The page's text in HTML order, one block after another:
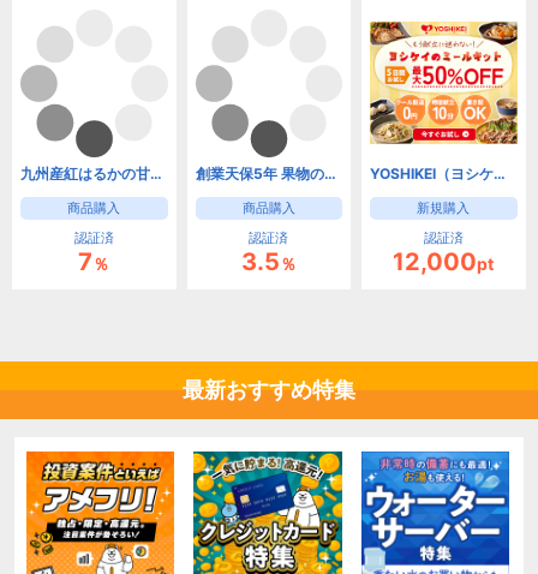
九州産紅はるかの甘い幸せをお届け 紅はるか焼き芋専門店 紅茶房
商品購入
認証済
7％
創業天保5年 果物の老舗『千疋屋総本店』公式ストア【果物や洋菓子のギフトセット】
商品購入
認証済
3.5％
YOSHIKEI（ヨシケイ）8つの選べるミールキットお試し5days
新規購入
認証済
12,000pt
最新おすすめ特集